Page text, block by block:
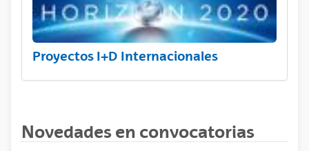
Proyectos I+D Internacionales
Novedades en convocatorias